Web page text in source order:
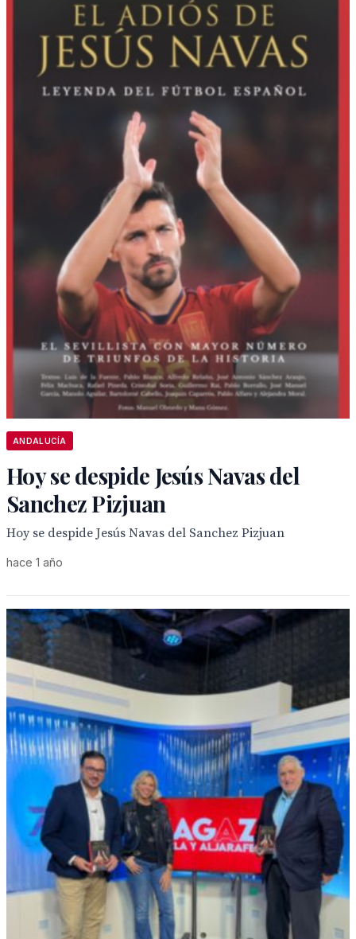
ANDALUCÍA
Hoy se despide Jesús Navas del
Sanchez Pizjuan
Hoy se despide Jesús Navas del Sanchez Pizjuan
hace 1 año